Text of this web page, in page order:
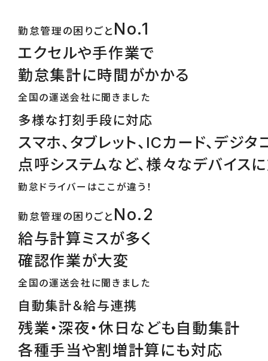
勤怠管理の困りごと No.1
エクセルや手作業で
勤怠集計に時間がかかる
全国の運送会社に聞きました
多様な打刻手段に対応
スマホ、タブレット、ICカード、デジタ
点呼システムなど、様々なデバイス
勤怠ドライバーはここが違う！
勤怠管理の困りごと No.2
給与計算ミスが多く
確認作業が大変
全国の運送会社に聞きました
自動集計＆給与連携
残業・深夜・休日なども自動集計
各種手当や割増計算にも対応